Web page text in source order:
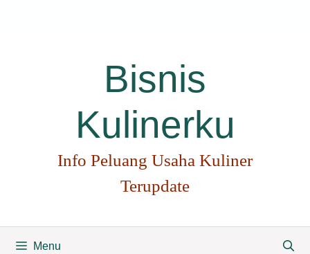
Bisnis
Kulinerku
Info Peluang Usaha Kuliner
Terupdate
Menu